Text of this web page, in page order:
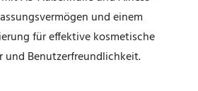
und einem
für effektive kosmetische
Benutzerfreundlichkeit.